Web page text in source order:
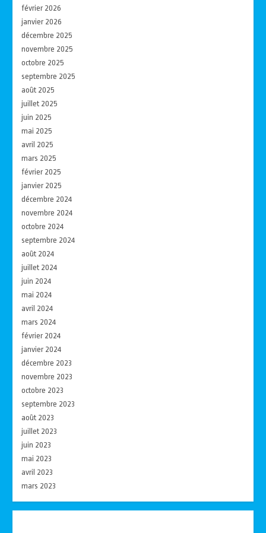
février 2026
janvier 2026
décembre 2025
novembre 2025
octobre 2025
septembre 2025
août 2025
juillet 2025
juin 2025
mai 2025
avril 2025
mars 2025
février 2025
janvier 2025
décembre 2024
novembre 2024
octobre 2024
septembre 2024
août 2024
juillet 2024
juin 2024
mai 2024
avril 2024
mars 2024
février 2024
janvier 2024
décembre 2023
novembre 2023
octobre 2023
septembre 2023
août 2023
juillet 2023
juin 2023
mai 2023
avril 2023
mars 2023